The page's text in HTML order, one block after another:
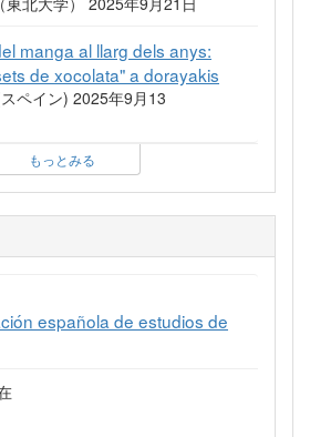
manga al llarg dels anys:
de xocolata" a dorayakis
ペイン) 2025年9月13
もっとみる
española de estudios de